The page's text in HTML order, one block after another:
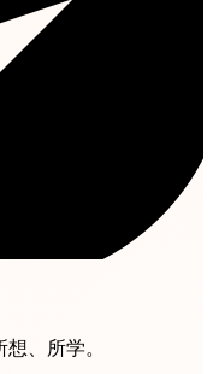
、所学。